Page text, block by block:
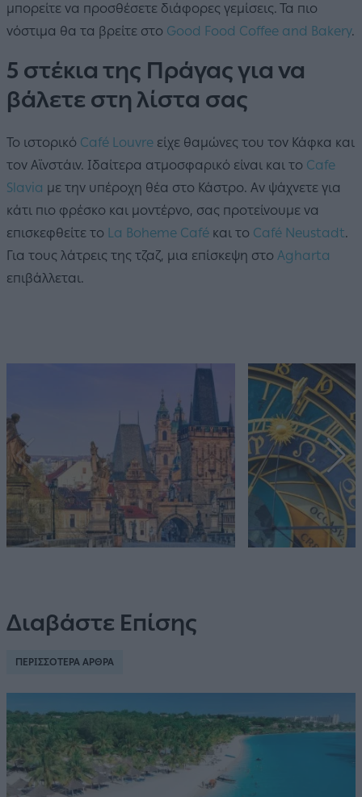
μπορείτε να προσθέσετε διάφορες γεμίσεις. Τα πιο
νόστιμα θα τα βρείτε στο Good Food Coffee and Bakery.
5 στέκια της Πράγας για να
βάλετε στη λίστα σας
Το ιστορικό Café Louvre είχε θαμώνες του τον Κάφκα και
τον Αϊνστάιν. Ιδαίτερα ατμοσφαρικό είναι και το Cafe
Slavia με την υπέροχη θέα στο Κάστρο. Αν ψάχνετε για
κάτι πιο φρέσκο και μοντέρνο, σας προτείνουμε να
επισκεφθείτε το La Boheme Café και το Café Neustadt.
Για τους λάτρεις της τζαζ, μια επίσκεψη στο Agharta
επιβάλλεται.
Διαβάστε Επίσης
ΠΕΡΙΣΣΟΤΕΡΑ ΑΡΘΡΑ